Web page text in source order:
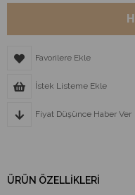
Favorilere Ekle
İstek Listeme Ekle
Fiyat Düşünce Haber Ver
ÜRÜN ÖZELLIKLERI